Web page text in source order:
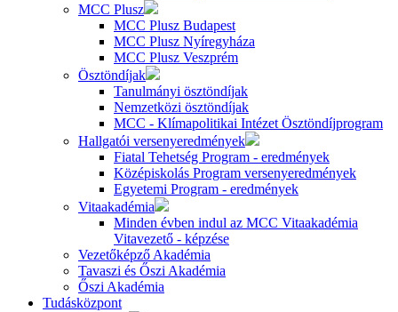
MCC Plusz
MCC Plusz Budapest
MCC Plusz Nyíregyháza
MCC Plusz Veszprém
Ösztöndíjak
Tanulmányi ösztöndíjak
Nemzetközi ösztöndíjak
MCC - Klímapolitikai Intézet Ösztöndíjprogram
Hallgatói versenyeredmények
Fiatal Tehetség Program - eredmények
Középiskolás Program versenyeredmények
Egyetemi Program - eredmények
Vitaakadémia
Minden évben indul az MCC Vitaakadémia
Vitavezető - képzése
Vezetőképző Akadémia
Tavaszi és Őszi Akadémia
Őszi Akadémia
Tudásközpont